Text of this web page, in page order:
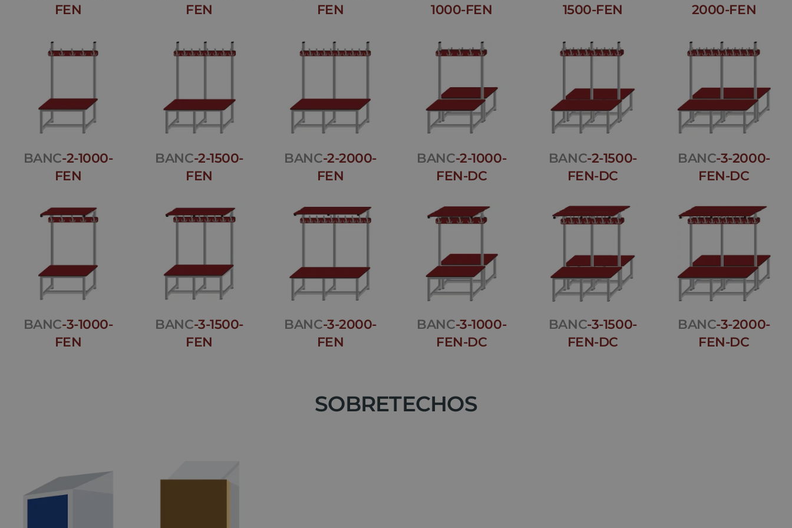
FEN
FEN
FEN
1000-FEN
1500-FEN
2000-FEN
BANC-2-1000-
FEN
BANC-2-1500-
FEN
BANC-2-2000-
FEN
BANC-2-1000-
FEN-DC
BANC-2-1500-
FEN-DC
BANC-3-2000-
FEN-DC
BANC-3-1000-
FEN
BANC-3-1500-
FEN
BANC-3-2000-
FEN
BANC-3-1000-
FEN-DC
BANC-3-1500-
FEN-DC
BANC-3-2000-
FEN-DC
SOBRETECHOS